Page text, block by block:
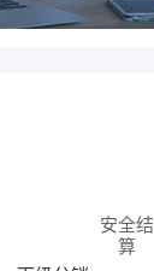
安全结
算